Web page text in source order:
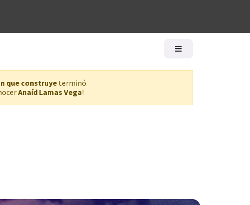
que construyeterminó.
Anaíd Lamas Vega!